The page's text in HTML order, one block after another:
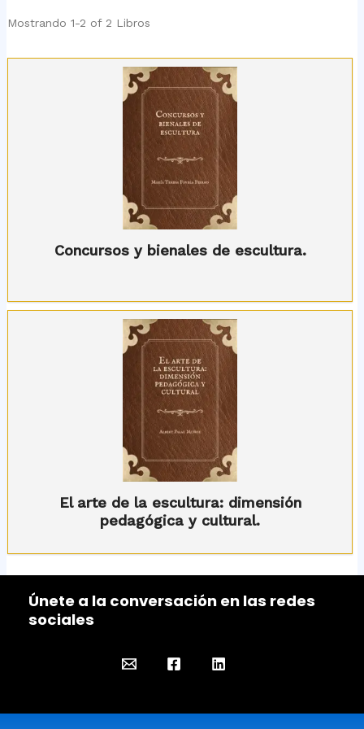
Mostrando1-2 of 2 Libros
Concursos y bienales de escultura.
El arte de la escultura: dimensión
pedagógica y cultural.
Únete a la conversación en las redes
sociales